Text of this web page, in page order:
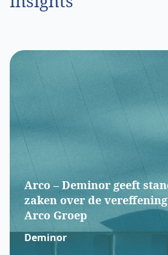
Arco – Deminor geeft
zaken over de
Arco Groep
Deminor